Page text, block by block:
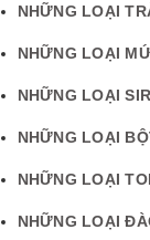
NHỮNG LOẠI
NHỮNG LOẠI
NHỮNG LOẠI
NHỮNG LOẠI
NHỮNG LOẠI
NHỮNG LOẠI